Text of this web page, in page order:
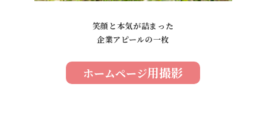
笑顔と本気が詰まった
企業アピールの一枚
ホームページ用撮影